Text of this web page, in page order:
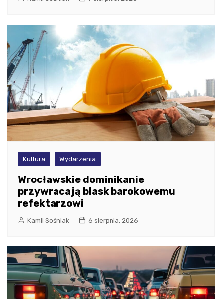
Kultura Wydarzenia
Wrocławskie dominikanie
przywracają blask barokowemu
refektarzowi
Kamil Sośniak 6 sierpnia, 2026